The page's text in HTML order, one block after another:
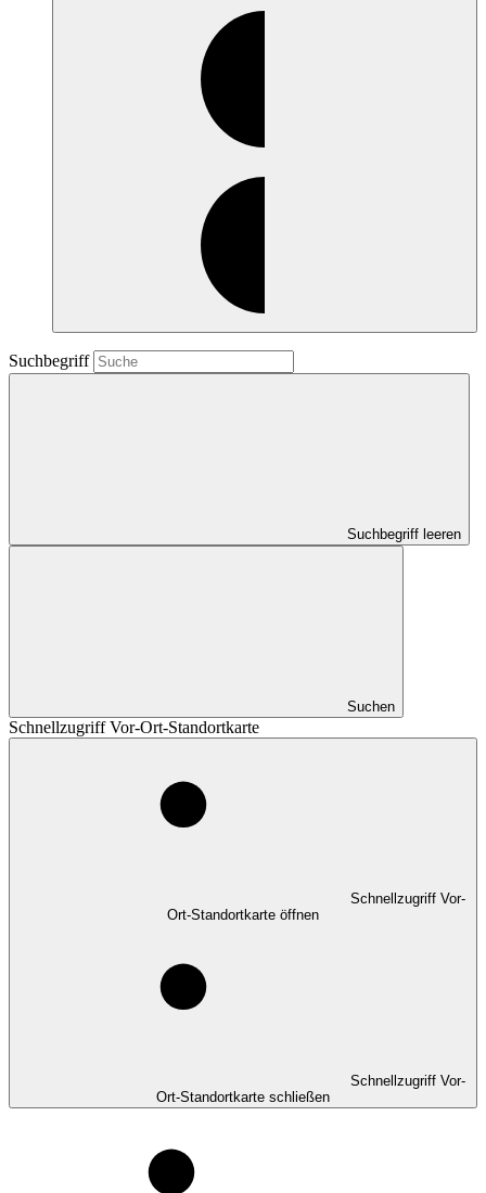
Suchbegriff
Suchbegriff leeren
Suchen
Schnellzugriff Vor-Ort-Standortkarte
Schnellzugriff Vor-
Ort-Standortkarte öffnen
Schnellzugriff Vor-
Ort-Standortkarte schließen